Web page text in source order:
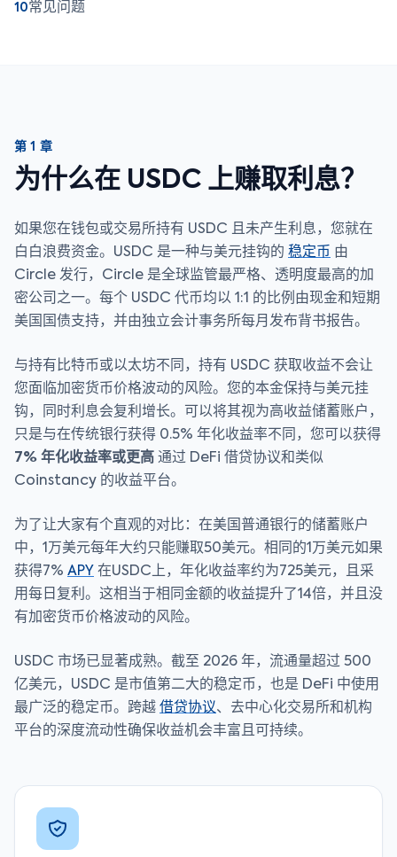
10常见问题
第 1 章
为什么在 USDC 上赚取利息？
如果您在钱包或交易所持有 USDC 且未产生利息，您就在
白白浪费资金。USDC 是一种与美元挂钩的 稳定币 由
Circle 发行，Circle 是全球监管最严格、透明度最高的加
密公司之一。每个 USDC 代币均以 1:1 的比例由现金和短期
美国国债支持，并由独立会计事务所每月发布背书报告。
与持有比特币或以太坊不同，持有 USDC 获取收益不会让
您面临加密货币价格波动的风险。您的本金保持与美元挂
钩，同时利息会复利增长。可以将其视为高收益储蓄账户，
只是与在传统银行获得 0.5% 年化收益率不同，您可以获得
7% 年化收益率或更高 通过 DeFi 借贷协议和类似
Coinstancy 的收益平台。
为了让大家有个直观的对比：在美国普通银行的储蓄账户
中，1万美元每年大约只能赚取50美元。相同的1万美元如果
获得7% APY 在USDC上，年化收益率约为725美元，且采
用每日复利。这相当于相同金额的收益提升了14倍，并且没
有加密货币价格波动的风险。
USDC 市场已显著成熟。截至 2026 年，流通量超过 500
亿美元，USDC 是市值第二大的稳定币，也是 DeFi 中使用
最广泛的稳定币。跨越 借贷协议、去中心化交易所和机构
平台的深度流动性确保收益机会丰富且可持续。